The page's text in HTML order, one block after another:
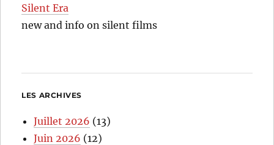
Silent Era
new and info on silent films
LES ARCHIVES
Juillet 2026 (13)
Juin 2026 (12)